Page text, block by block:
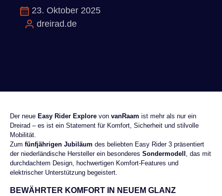
23. Oktober 2025
dreirad.de
Der neue Easy Rider Explore von vanRaam ist mehr als nur ein
Dreirad – es ist ein Statement für Komfort, Sicherheit und stilvolle
Mobilität.
Zum fünfjährigen Jubiläum des beliebten Easy Rider 3 präsentiert
der niederländische Hersteller ein besonderes Sondermodell
, das mit
durchdachtem Design, hochwertigen Komfort-Features und
elektrischer Unterstützung begeistert.
BEWÄHRTER KOMFORT IN NEUEM GLANZ